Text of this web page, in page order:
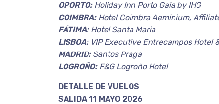
OPORTO: Holiday Inn Porto Gaia by IHG
COIMBRA:Hotel Coimbra Aeminium,
FÁTIMA:Hotel Santa Maria
LISBOA: VIP Executive Entrecampos Hotel
MADRID:Santos Praga
LOGROÑO:F&G Logroño Hotel
DETALLE DE VUELOS
SALIDA 11 MAYO 2026